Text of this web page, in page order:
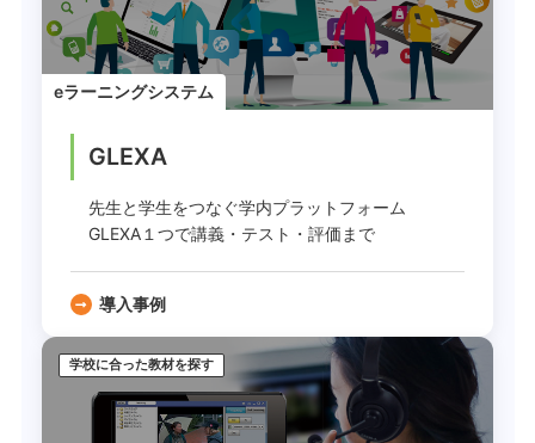
eラーニングシステム
GLEXA
先生と学生をつなぐ学内プラットフォーム
GLEXA１つで講義・テスト・評価まで
導入事例
学校に合った教材を探す